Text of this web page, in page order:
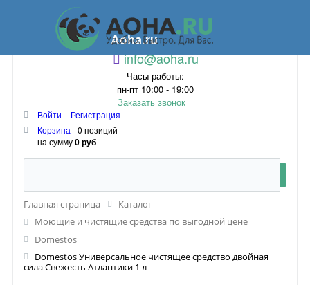
Aoha.ru
info@aoha.ru
Часы работы:
пн-пт 10:00 - 19:00
Заказать звонок
Войти
Регистрация
Корзина
0 позиций
на сумму0 руб
Главная страница
Каталог
Моющие и чистящие средства по выгодной цене
Domestos
Domestos Универсальное чистящее средство двойная
сила Свежесть Атлантики 1 л